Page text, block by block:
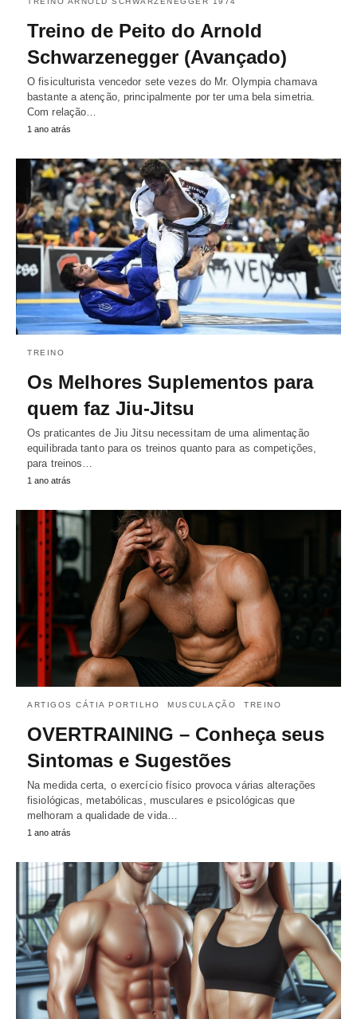
Treino de Peito do Arnold
Schwarzenegger (Avançado)
O fisiculturista vencedor sete vezes do Mr. Olympia chamava
bastante a atenção, principalmente por ter uma bela simetria.
Com relação…
1 ano atrás
TREINO
Os Melhores Suplementos para
quem faz Jiu-Jitsu
Os praticantes de Jiu Jitsu necessitam de uma alimentação
equilibrada tanto para os treinos quanto para as competições,
para treinos…
1 ano atrás
ARTIGOS CÁTIA PORTILHO MUSCULAÇÃO TREINO
OVERTRAINING – Conheça seus
Sintomas e Sugestões
Na medida certa, o exercício físico provoca várias alterações
fisiológicas, metabólicas, musculares e psicológicas que
melhoram a qualidade de vida…
1 ano atrás